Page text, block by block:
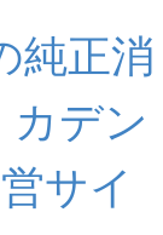
純正消
デン
サイ